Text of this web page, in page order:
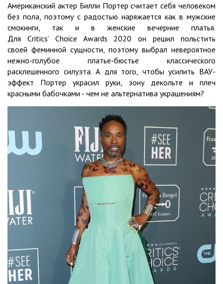
Американский актер Билли Портер считает себя человеком
без пола, поэтому с радостью наряжается как в мужские
смокинги, так и в женские вечерние платья.
Для Critics’ Choice Awards 2020 он решил польстить
своей феминной сущности, поэтому выбрал невероятное
нежно-голубое платье-бюстье классического
расклешенного силуэта. А для того, чтобы усилить ВАУ-
эффект Портер украсил руки, зону декольте и плеч
красными бабочками - чем не альтернатива украшениям?